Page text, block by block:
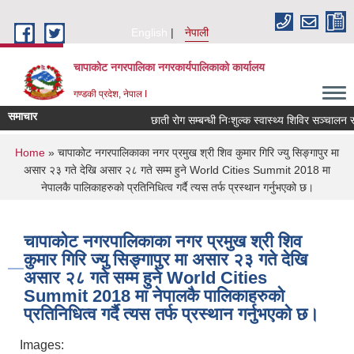
English
नेपाली
चापाकोट नगरपालिका नगरकार्यपालिकाको कार्यालय
गण्डकी प्रदेश, नेपाल I
समाचार छाती रोग सम्बन्धी निःशुल्क स्वास्थ्य शिविर सञ्चालन
You are here
Home » चापाकोट नगरपालिकाका नगर प्रमुख श्री शिव कुमार गिरि ज्यु सिङ्गापुर मा
असार २३ गते देखि असार २८ गते सम्म हुने World Cities Summit 2018 मा
नेपालकै पालिकाहरुको प्रतिनिधित्व गर्दै त्यस तर्फ प्रस्थान गर्नुभएको छ।
चापाकोट नगरपालिकाका नगर प्रमुख श्री शिव
कुमार गिरि ज्यु सिङ्गापुर मा असार २३ गते देखि
असार २८ गते सम्म हुने World Cities
Summit 2018 मा नेपालकै पालिकाहरुको
प्रतिनिधित्व गर्दै त्यस तर्फ प्रस्थान गर्नुभएको छ।
Images: